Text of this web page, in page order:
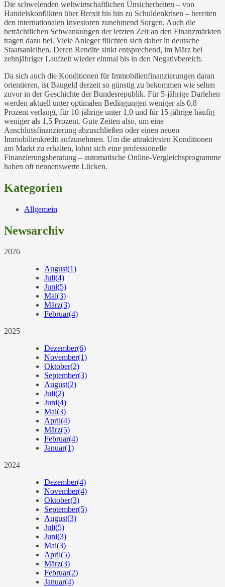
Die schwelenden weltwirtschaftlichen Unsicherheiten – von
Handelskonflikten über Brexit bis hin zu Schuldenkrisen – bereiten
den internationalen Investoren zunehmend Sorgen. Auch die
beträchtlichen Schwankungen der letzten Zeit an den Finanzmärkten
tragen dazu bei. Viele Anleger flüchten sich daher in deutsche
Staatsanleihen. Deren Rendite sinkt entsprechend, im März bei
zehnjähriger Laufzeit wieder einmal bis in den Negativbereich.
Da sich auch die Konditionen für Immobilienfinanzierungen daran
orientieren, ist Baugeld derzeit so günstig zu bekommen wie selten
zuvor in der Geschichte der Bundesrepublik. Für 5-jährige Darlehen
werden aktuell unter optimalen Bedingungen weniger als 0,8
Prozent verlangt, für 10-jährige unter 1,0 und für 15-jährige häufig
weniger als 1,5 Prozent. Gute Zeiten also, um eine
Anschlussfinanzierung abzuschließen oder einen neuen
Immobilienkredit aufzunehmen. Um die attraktivsten Konditionen
am Markt zu erhalten, lohnt sich eine professionelle
Finanzierungsberatung – automatische Online-Vergleichsprogramme
haben oft nennenswerte Lücken.
Kategorien
Allgemein
Newsarchiv
2026
August(1)
Juli(4)
Juni(5)
Mai(3)
März(3)
Februar(4)
2025
Dezember(6)
November(1)
Oktober(2)
September(3)
August(2)
Juli(2)
Juni(4)
Mai(3)
April(4)
März(5)
Februar(4)
Januar(1)
2024
Dezember(4)
November(4)
Oktober(3)
September(5)
August(3)
Juli(5)
Juni(3)
Mai(3)
April(5)
März(3)
Februar(2)
Januar(4)